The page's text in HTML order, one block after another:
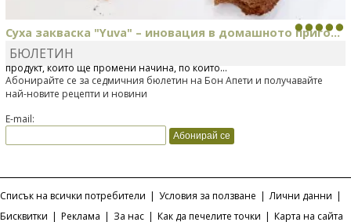
Суха закваска "Yuva" – иновация в домашното приго...
Отскоро Лесафр България стартира предлагането на изцяло нов
продукт, който ще промени начина, по който...
БЮЛЕТИН
Абонирайте се за седмичния бюлетин на Бон Апети и получавайте
най-новите рецепти и новини
E-mail:
Списък на всички потребители | Условия за ползване | Лични данни |
Бисквитки | Реклама | За нас | Как да печелите точки | Карта на сайта